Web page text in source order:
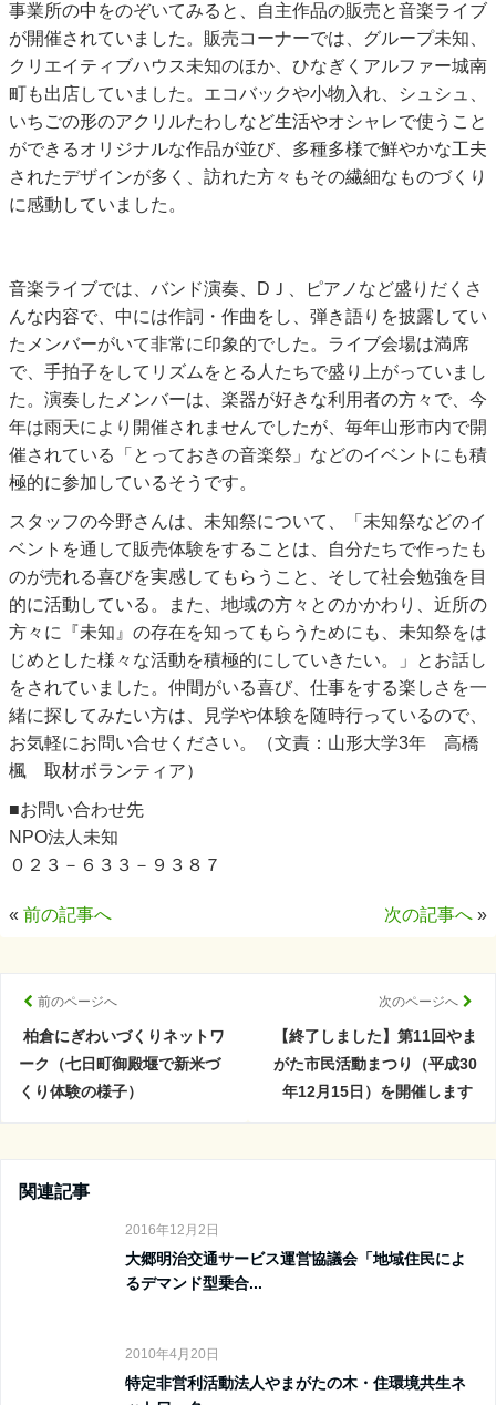
事業所の中をのぞいてみると、自主作品の販売と音楽ライブ
が開催されていました。販売コーナーでは、グループ未知、
クリエイティブハウス未知のほか、ひなぎくアルファー城南
町も出店していました。エコバックや小物入れ、シュシュ、
いちごの形のアクリルたわしなど生活やオシャレで使うこと
ができるオリジナルな作品が並び、多種多様で鮮やかな工夫
されたデザインが多く、訪れた方々もその繊細なものづくり
に感動していました。
音楽ライブでは、バンド演奏、DＪ、ピアノなど盛りだくさ
んな内容で、中には作詞・作曲をし、弾き語りを披露してい
たメンバーがいて非常に印象的でした。ライブ会場は満席
で、手拍子をしてリズムをとる人たちで盛り上がっていまし
た。演奏したメンバーは、楽器が好きな利用者の方々で、今
年は雨天により開催されませんでしたが、毎年山形市内で開
催されている「とっておきの音楽祭」などのイベントにも積
極的に参加しているそうです。
スタッフの今野さんは、未知祭について、「未知祭などのイ
ベントを通して販売体験をすることは、自分たちで作ったも
のが売れる喜びを実感してもらうこと、そして社会勉強を目
的に活動している。また、地域の方々とのかかわり、近所の
方々に『未知』の存在を知ってもらうためにも、未知祭をは
じめとした様々な活動を積極的にしていきたい。」とお話し
をされていました。仲間がいる喜び、仕事をする楽しさを一
緒に探してみたい方は、見学や体験を随時行っているので、
お気軽にお問い合せください。（文責：山形大学3年 高橋
楓 取材ボランティア）
■お問い合わせ先
NPO法人未知
０２３－６３３－９３８７
« 前の記事へ 次の記事へ »
前のページへ
柏倉にぎわいづくりネットワ
ーク（七日町御殿堰で新米づ
くり体験の様子）
次のページへ
【終了しました】第11回やま
がた市民活動まつり（平成30
年12月15日）を開催します
関連記事
2016年12月2日
大郷明治交通サービス運営協議会「地域住民によ
るデマンド型乗合...
2010年4月20日
特定非営利活動法人やまがたの木・住環境共生ネ